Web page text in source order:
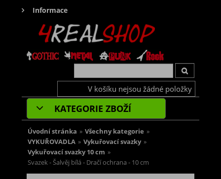
Informace
V košíku nejsou žádné položky
KATEGORIE ZBOŽÍ
Úvodní stránka » Všechny kategorie »
VYKUŘOVADLA » Vykuřovací svazky »
Vykuřovací svazky 10 cm »
Svazek - Šalvěj bílá - Dračí ochrana - 10 cm